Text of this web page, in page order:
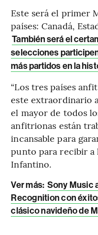
Este será el primer
países: Canadá,
También será el
selecciones
más partidos en la
“Los tres países
este extraordinario
el mayor de todos
anfitrionas están
incansable para
punto para recibir a
Infantino.
Ver más: Sony Music
Recognition con
clásico navideño de